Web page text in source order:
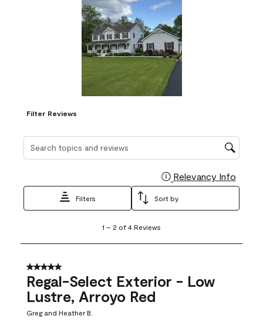
Filter Reviews
Search topics and reviews search region
Relevancy Info
Filters Sort by
2
Reviews
1 – 2 of 4 Reviews
5 out of 5 stars.
Regal-Select Exterior - Low
Lustre, Arroyo Red
Greg and Heather B.